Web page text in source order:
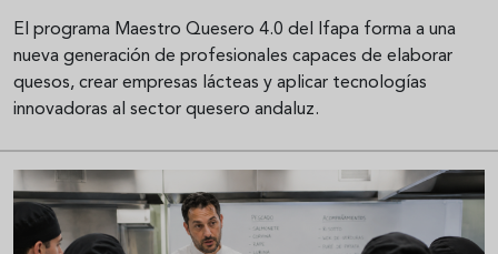
El programa Maestro Quesero 4.0 del Ifapa forma a una
nueva generación de profesionales capaces de elaborar
quesos, crear empresas lácteas y aplicar tecnologías
innovadoras al sector quesero andaluz.